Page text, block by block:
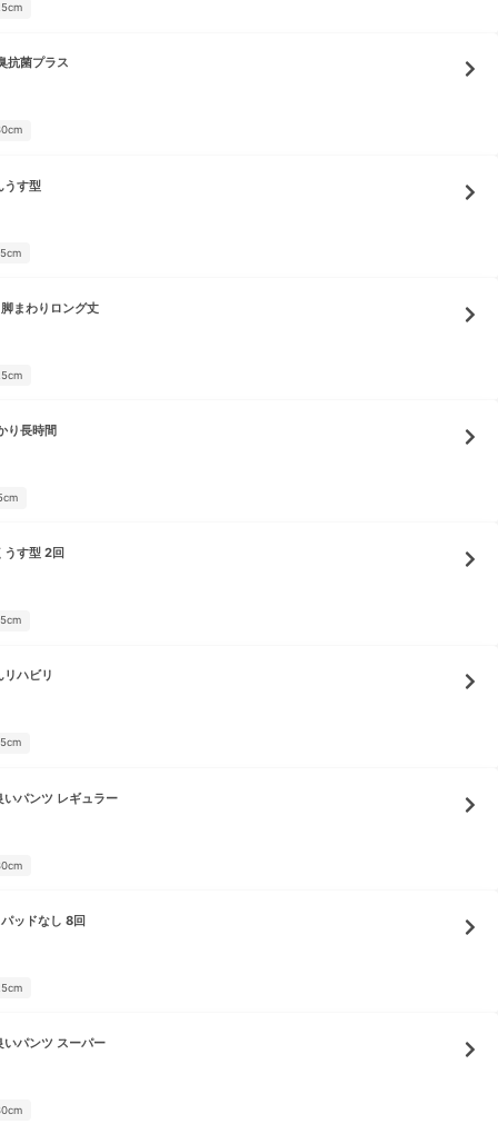
抗菌プラス
うす型
まわりロング丈
り長時間
うす型 2回
ハビリ
いパンツ レギュラー
ッドなし 8回
いパンツ スーパー